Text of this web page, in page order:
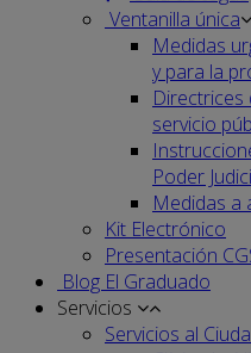
Ventanilla única
Medidas
y para la
Directrices
servicio
Poder
Medidas a
Kit Electrónico
Presentación
Blog El Graduado
Servicios
Servicios al